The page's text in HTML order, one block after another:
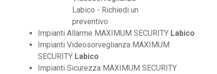
Impianti Allarme MAXIMUM SECURITY Labico
Impianti Videosorveglianza MAXIMUM
SECURITY Labico
Impianti Sicurezza MAXIMUM SECURITY